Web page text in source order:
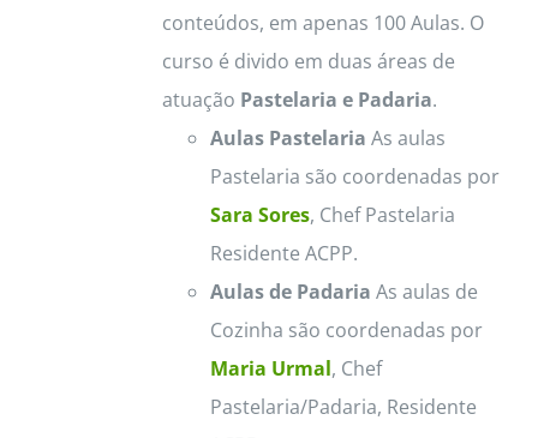
conteúdos, em apenas 100 Aulas. O
curso é divido em duas áreas de
atuação Pastelaria e Padaria.
Aulas Pastelaria As aulas
Pastelaria são coordenadas por
Sara Sores, Chef Pastelaria
Residente ACPP.
Aulas de Padaria As aulas de
Cozinha são coordenadas por
Maria Urmal, Chef
Pastelaria/Padaria, Residente